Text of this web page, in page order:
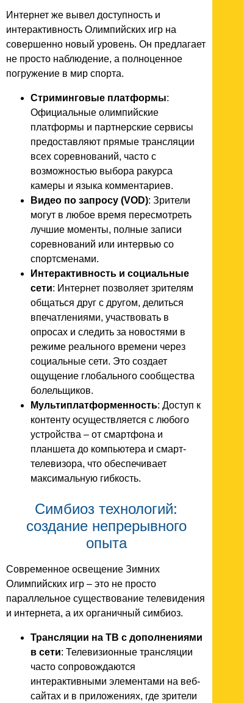
Интернет же вывел доступность и
интерактивность Олимпийских игр на
совершенно новый уровень. Он предлагает
не просто наблюдение, а полноценное
погружение в мир спорта.
Стриминговые платформы:
Официальные олимпийские
платформы и партнерские сервисы
предоставляют прямые трансляции
всех соревнований, часто с
возможностью выбора ракурса
камеры и языка комментариев.
Видео по запросу (VOD): Зрители
могут в любое время пересмотреть
лучшие моменты, полные записи
соревнований или интервью со
спортсменами.
Интерактивность и социальные
сети: Интернет позволяет зрителям
общаться друг с другом, делиться
впечатлениями, участвовать в
опросах и следить за новостями в
режиме реального времени через
социальные сети. Это создает
ощущение глобального сообщества
болельщиков.
Мультиплатформенность: Доступ к
контенту осуществляется с любого
устройства – от смартфона и
планшета до компьютера и смарт-
телевизора, что обеспечивает
максимальную гибкость.
Симбиоз технологий:
создание непрерывного
опыта
Современное освещение Зимних
Олимпийских игр – это не просто
параллельное существование телевидения
и интернета, а их органичный симбиоз.
Трансляции на ТВ с дополнениями
в сети: Телевизионные трансляции
часто сопровождаются
интерактивными элементами на веб-
сайтах и в приложениях, где зрители